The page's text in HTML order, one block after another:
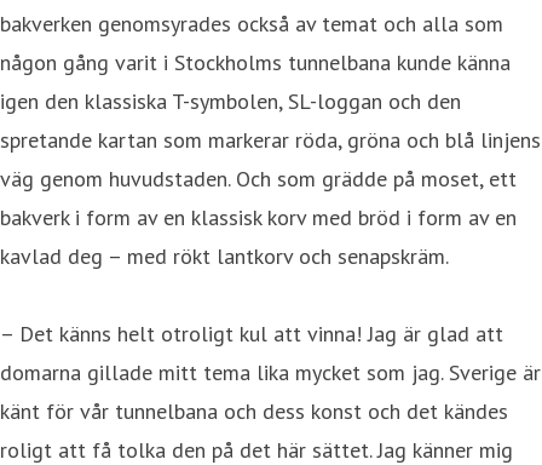
bakverken genomsyrades också av temat och alla som
någon gång varit i Stockholms tunnelbana kunde känna
igen den klassiska T-symbolen, SL-loggan och den
spretande kartan som markerar röda, gröna och blå linjens
väg genom huvudstaden. Och som grädde på moset, ett
bakverk i form av en klassisk korv med bröd i form av en
kavlad deg – med rökt lantkorv och senapskräm.
– Det känns helt otroligt kul att vinna! Jag är glad att
domarna gillade mitt tema lika mycket som jag. Sverige är
känt för vår tunnelbana och dess konst och det kändes
roligt att få tolka den på det här sättet. Jag känner mig